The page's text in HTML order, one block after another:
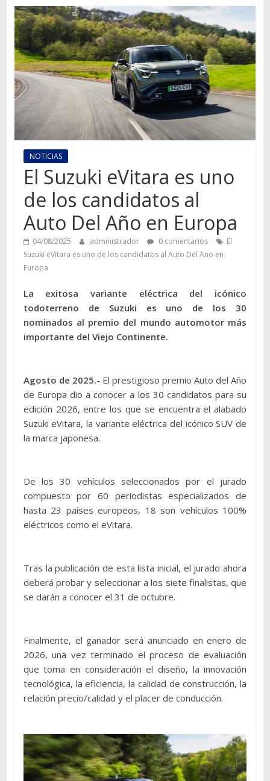
Autos,
camiones,
motos,
información
del
mundo
del
transporte
NOTICIAS
El Suzuki eVitara es uno
de los candidatos al
Auto Del Año en Europa
04/08/2025 administrador 0 comentarios
El
Suzuki eVitara es uno de los candidatos al Auto Del Año en
Europa
La exitosa variante eléctrica del icónico
todoterreno de Suzuki es uno de los 30
nominados al premio del mundo automotor más
importante del Viejo Continente.
Agosto de 2025.- El prestigioso premio Auto del Año
de Europa dio a conocer a los 30 candidatos para su
edición 2026, entre los que se encuentra el alabado
Suzuki eVitara, la variante eléctrica del icónico SUV de
la marca japonesa.
De los 30 vehículos seleccionados por el jurado
compuesto por 60 periodistas especializados de
hasta 23 países europeos, 18 son vehículos 100%
eléctricos como el eVitara.
Tras la publicación de esta lista inicial, el jurado ahora
deberá probar y seleccionar a los siete finalistas, que
se darán a conocer el 31 de octubre.
Finalmente, el ganador será anunciado en enero de
2026, una vez terminado el proceso de evaluación
que toma en consideración el diseño, la innovación
tecnológica, la eficiencia, la calidad de construcción, la
relación precio/calidad y el placer de conducción.